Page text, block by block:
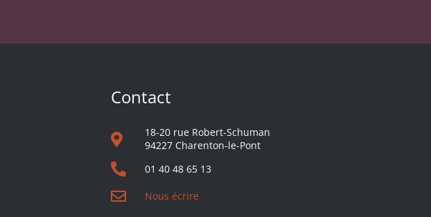
Contact
18-20 rue Robert-Schuman
94227 Charenton-le-Pont
01 40 48 65 13
Nous écrire